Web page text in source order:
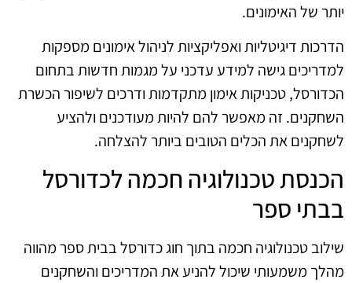
יותר של האימונים.
הדרכות דיגיטליות ואפליקציות לניהול אימונים מספקות
למדריכים גישה למידע עדכני על מגמות חדשות בתחום
הכדורסל, טכניקות אימון מתקדמות ודרכים לשיפור הכשרת
השחקנים. זה מאפשר להם להיות מעודכנים ולהציע
לשחקנים את הכלים הטובים ביותר להצלחה.
הכנסת טכנולוגיה חכמה לכדורסל
בבתי ספר
שילוב טכנולוגיה חכמה בתוך חוג כדורסל בבית ספר מהווה
מהלך משמעותי שיכול להניע את המדריכים והשחקנים